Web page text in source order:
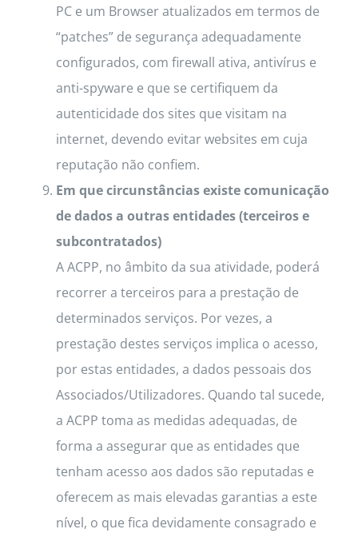
PC e um Browser atualizados em termos de
“patches” de segurança adequadamente
configurados, com firewall ativa, antivírus e
anti-spyware e que se certifiquem da
autenticidade dos sites que visitam na
internet, devendo evitar websites em cuja
reputação não confiem.
Em que circunstâncias existe comunicação
de dados a outras entidades (terceiros e
subcontratados)
A ACPP, no âmbito da sua atividade, poderá
recorrer a terceiros para a prestação de
determinados serviços. Por vezes, a
prestação destes serviços implica o acesso,
por estas entidades, a dados pessoais dos
Associados/Utilizadores. Quando tal sucede,
a ACPP toma as medidas adequadas, de
forma a assegurar que as entidades que
tenham acesso aos dados são reputadas e
oferecem as mais elevadas garantias a este
nível, o que fica devidamente consagrado e